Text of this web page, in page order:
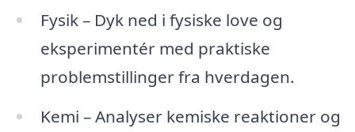
Fysik – Dyk ned i fysiske love og
eksperimentér med praktiske
problemstillinger fra hverdagen.
Kemi – Analyser kemiske reaktioner og